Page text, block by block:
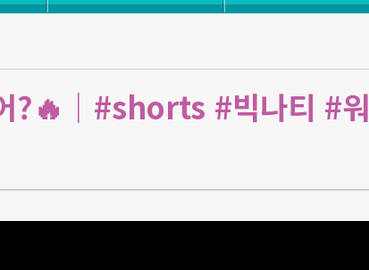
?🔥｜#shorts #빅나티 #워